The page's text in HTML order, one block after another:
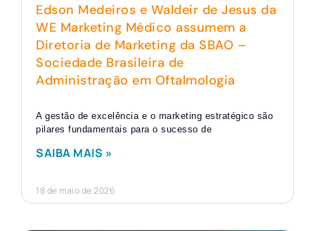
Edson Medeiros e Waldeir de Jesus da
WE Marketing Médico assumem a
Diretoria de Marketing da SBAO –
Sociedade Brasileira de
Administração em Oftalmologia
A gestão de excelência e o marketing estratégico são
pilares fundamentais para o sucesso de
SAIBA MAIS »
18 de maio de 2026